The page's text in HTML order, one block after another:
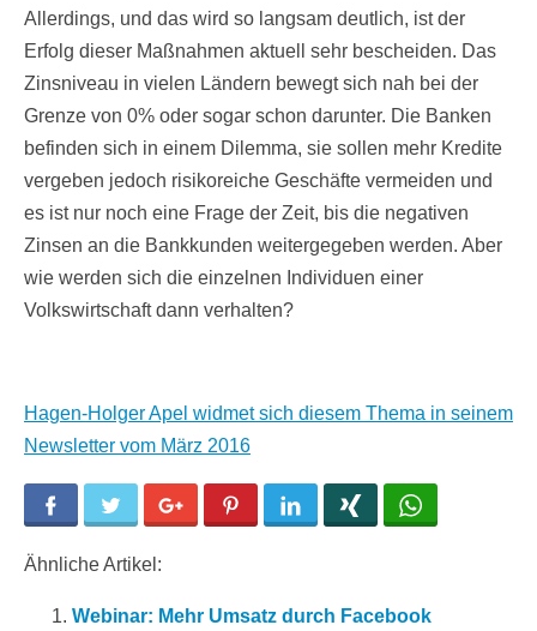
Allerdings, und das wird so langsam deutlich, ist der
Erfolg dieser Maßnahmen aktuell sehr bescheiden. Das
Zinsniveau in vielen Ländern bewegt sich nah bei der
Grenze von 0% oder sogar schon darunter. Die Banken
befinden sich in einem Dilemma, sie sollen mehr Kredite
vergeben jedoch risikoreiche Geschäfte vermeiden und
es ist nur noch eine Frage der Zeit, bis die negativen
Zinsen an die Bankkunden weitergegeben werden. Aber
wie werden sich die einzelnen Individuen einer
Volkswirtschaft dann verhalten?
Hagen-Holger Apel widmet sich diesem Thema in seinem
Newsletter vom März 2016
Facebook Twitter Google+ Pinterest LinkedIn
Ähnliche Artikel:
Webinar: Mehr Umsatz durch Facebook